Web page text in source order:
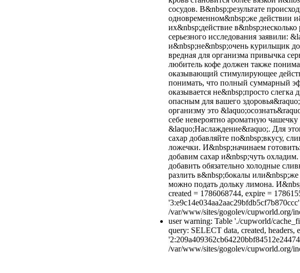
сосудов. В&nbsp;результате
одновременном&nbsp;же действии
их&nbsp;действие в&nbsp;несколько
серьезного исследования заявили:
и&nbsp;не&nbsp;очень курильщик
вредная для организма привычка
любитель кофе должен также
оказывающий стимулирующее
понимать, что полный суммарный
оказывается не&nbsp;просто
опасным для вашего
организму это
себе невероятно ароматную
&laquo;Наслаждение&raquo;. Для
сахар добавляйте по&nbsp;вкусу,
ложечки. И&nbsp;начинаем
добавим сахар и&nbsp;чуть
добавить обязательно холодные
разлить в&nbsp;бокалы
можно подать дольку лимона.
created = 1786068744, expire =
/var/www/sites/gogolev/cupworld.org/
user warning: Table './cupworld/
query: SELECT data, created,
/var/www/sites/gogolev/cupworld.org/